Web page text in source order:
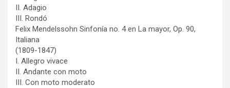
II. Adagio
III. Rondó
Felix Mendelssohn Sinfonía no. 4 en La mayor, Op. 90,
Italiana
(1809-1847)
I. Allegro vivace
II. Andante con moto
III. Con moto moderato